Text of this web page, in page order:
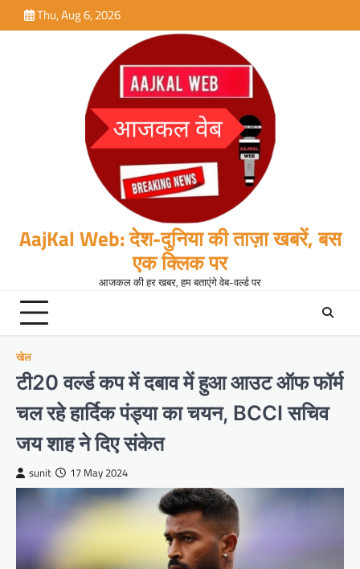
to
Thu, Aug 6, 2026
AajKal Web: देश-दुनिया की ताज़ा खबरें, बस
एक क्लिक पर
आजकल की हर खबर, हम बताएंगे वेब-वर्ल्ड पर
खेल
टी20 वर्ल्ड कप में दबाव में हुआ आउट ऑफ फॉर्म
चल रहे हार्दिक पंड्या का चयन, BCCI सचिव
जय शाह ने दिए संकेत
sunit 17 May 2024